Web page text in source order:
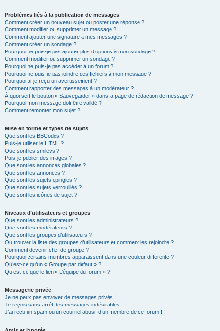
Problèmes liés à la publication de messages
Comment créer un nouveau sujet ou poster une réponse ?
Comment modifier ou supprimer un message ?
Comment ajouter une signature à mes messages ?
Comment créer un sondage ?
Pourquoi ne puis-je pas ajouter plus d’options à mon sondage ?
Comment modifier ou supprimer un sondage ?
Pourquoi ne puis-je pas accéder à un forum ?
Pourquoi ne puis-je pas joindre des fichiers à mon message ?
Pourquoi ai-je reçu un avertissement ?
Comment rapporter des messages à un modérateur ?
À quoi sert le bouton « Sauvegarder » dans la page de rédaction de message ?
Pourquoi mon message doit être validé ?
Comment remonter mon sujet ?
Mise en forme et types de sujets
Que sont les BBCodes ?
Puis-je utiliser le HTML ?
Que sont les smileys ?
Puis-je publier des images ?
Que sont les annonces globales ?
Que sont les annonces ?
Que sont les sujets épinglés ?
Que sont les sujets verrouillés ?
Que sont les icônes de sujet ?
Niveaux d’utilisateurs et groupes
Que sont les administrateurs ?
Que sont les modérateurs ?
Que sont les groupes d’utilisateurs ?
Où trouver la liste des groupes d’utilisateurs et comment les rejoindre ?
Comment devenir chef de groupe ?
Pourquoi certains membres apparaissent dans une couleur différente ?
Qu’est-ce qu’un « Groupe par défaut » ?
Qu’est-ce que le lien « L’équipe du forum » ?
Messagerie privée
Je ne peux pas envoyer de messages privés !
Je reçois sans arrêt des messages indésirables !
J’ai reçu un spam ou un courriel abusif d’un membre de ce forum !